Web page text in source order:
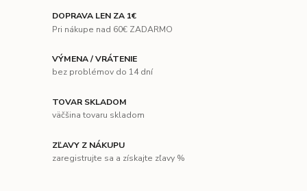
DOPRAVA LEN ZA 1€
Pri nákupe nad 60€ ZADARMO
VÝMENA / VRÁTENIE
bez problémov do 14 dní
TOVAR SKLADOM
väčšina tovaru skladom
ZĽAVY Z NÁKUPU
zaregistrujte sa a získajte zľavy %